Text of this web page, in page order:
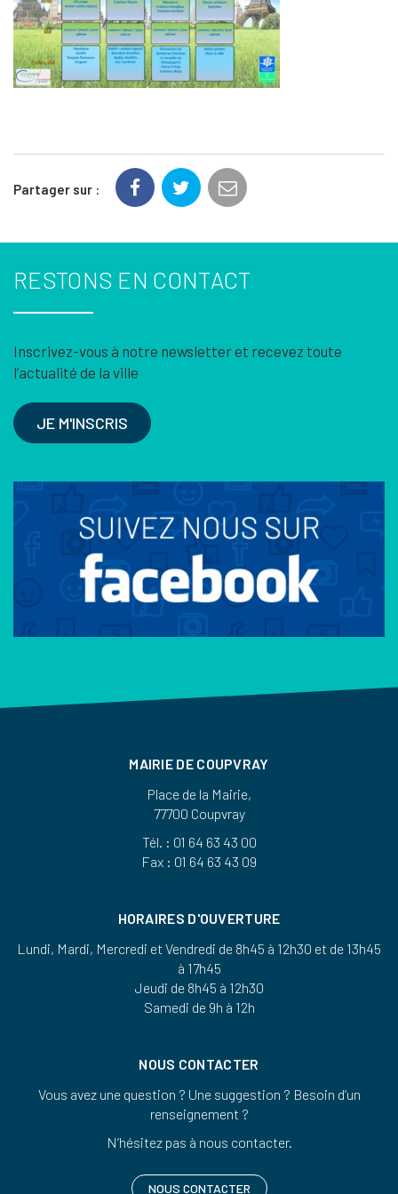
Partager sur :
RESTONS EN CONTACT
Inscrivez-vous à notre newsletter et recevez toute
l’actualité de la ville
JE M'INSCRIS
MAIRIE DE COUPVRAY
Place de la Mairie,
77700 Coupvray
Tél. : 01 64 63 43 00
Fax : 01 64 63 43 09
HORAIRES D'OUVERTURE
Lundi, Mardi, Mercredi et Vendredi de 8h45 à 12h30 et de 13h45
à 17h45
Jeudi de 8h45 à 12h30
Samedi de 9h à 12h
NOUS CONTACTER
Vous avez une question ? Une suggestion ? Besoin d’un
renseignement ?
N’hésitez pas à nous contacter.
NOUS CONTACTER